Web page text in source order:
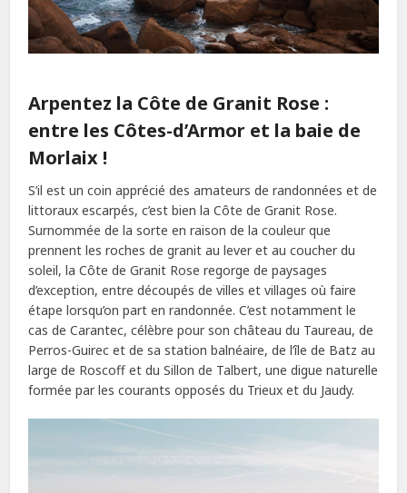
Arpentez la Côte de Granit Rose :
entre les Côtes-d’Armor et la baie de
Morlaix !
S’il est un coin apprécié des amateurs de randonnées et de
littoraux escarpés, c’est bien la Côte de Granit Rose.
Surnommée de la sorte en raison de la couleur que
prennent les roches de granit au lever et au coucher du
soleil, la Côte de Granit Rose regorge de paysages
d’exception, entre découpés de villes et villages où faire
étape lorsqu’on part en randonnée. C’est notamment le
cas de Carantec, célèbre pour son château du Taureau, de
Perros-Guirec et de sa station balnéaire, de l’île de Batz au
large de Roscoff et du Sillon de Talbert, une digue naturelle
formée par les courants opposés du Trieux et du Jaudy.